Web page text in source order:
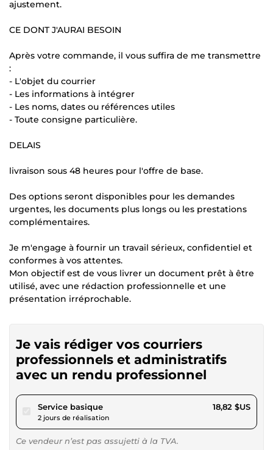
ajustement.
CE DONT J'AURAI BESOIN
Après votre commande, il vous suffira de me transmettre
:
- L'objet du courrier
- Les informations à intégrer
- Les noms, dates ou références utiles
- Toute consigne particulière.
DELAIS
livraison sous 48 heures pour l'offre de base.
Des options seront disponibles pour les demandes
urgentes, les documents plus longs ou les prestations
complémentaires.
Je m'engage à fournir un travail sérieux, confidentiel et
conformes à vos attentes.
Mon objectif est de vous livrer un document prêt à être
utilisé, avec une rédaction professionnelle et une
présentation irréprochable.
Je vais rédiger vos courriers
professionnels et administratifs
avec un rendu professionnel
Service basiquepour 17,34 $US
2 jours de réalisation
18,82 $US
Ce vendeur n’est pas assujetti à la TVA.